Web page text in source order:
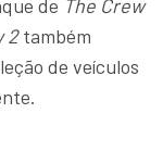
de The Crew
2também
de veículos